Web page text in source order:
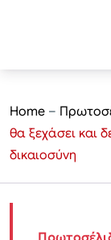
Home –
θα ξεχάσει και
δικαιοσύνη